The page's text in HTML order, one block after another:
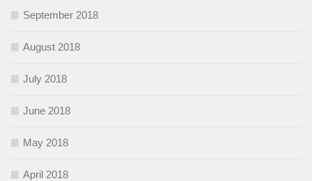
September 2018
August 2018
July 2018
June 2018
May 2018
April 2018